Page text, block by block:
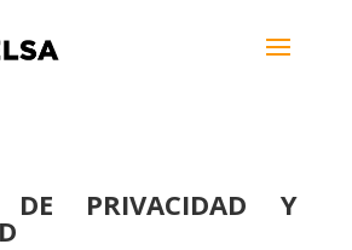
DE PRIVACIDAD Y